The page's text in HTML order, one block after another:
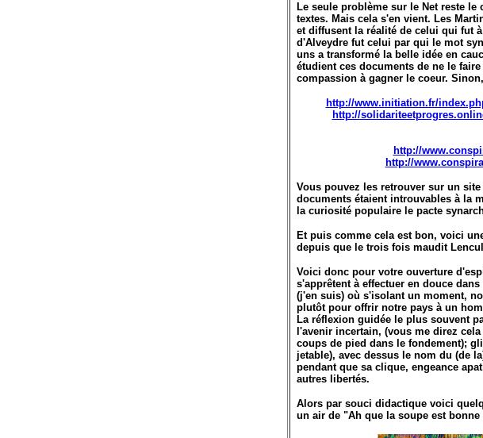
Le seule problème sur le Net reste
textes. Mais cela s'en vient. Les
et diffusent la réalité de celui qui fut
d'Alveydre fut celui par qui le mot
uns a transformé la belle idée en
étudient ces documents de ne le
compassion à gagner le coeur.
http://www.initiation.fr/
http://
http://
http://
Vous pouvez les retrouver sur un
documents étaient introuvables à la
la curiosité populaire le pacte
Et puis comme cela est bon, voici
depuis que le trois fois maudit
Voici donc pour votre ouverture
s'apprêtent à effectuer en douce
(j'en suis) où s'isolant un moment,
plutôt pour offrir notre pays à un
La réflexion guidée le plus souvent
l'avenir incertain, (vous me direz
coups de pied dans le fondement);
jetable), avec dessus le nom du (de
pendant que sa clique, engeance
autres libertés.
Alors par souci didactique voici
un air de "Ah que la soupe est bonne